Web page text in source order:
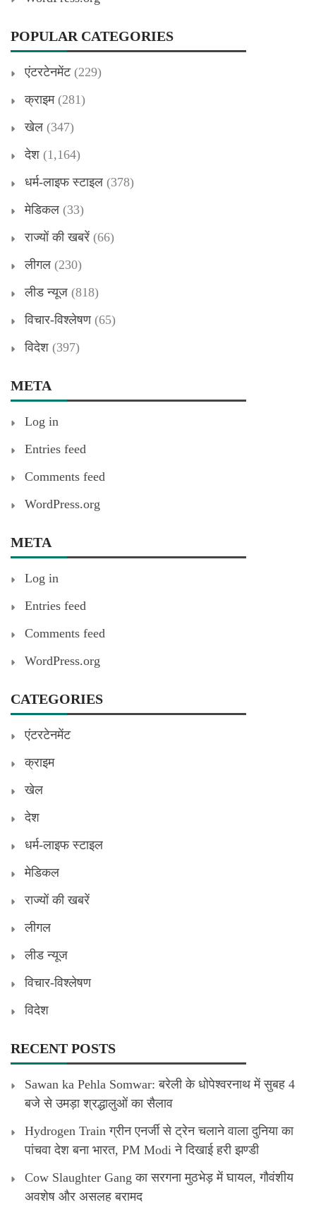
POPULAR CATEGORIES
एंटरटेनमेंट(229)
क्राइम(281)
खेल (347)
देश (1,164)
धर्म-लाइफ स्टाइल (378)
मेडिकल (33)
राज्यों की खबरें (66)
लीगल (230)
लीड न्यूज (818)
विचार-विश्लेषण(65)
विदेश (397)
META
Log in
Entries feed
Comments feed
WordPress.org
META
Log in
Entries feed
Comments feed
WordPress.org
CATEGORIES
एंटरटेनमेंट
क्राइम
खेल
देश
धर्म-लाइफ स्टाइल
मेडिकल
राज्यों की खबरें
लीगल
लीड न्यूज
विचार-विश्लेषण
विदेश
RECENT POSTS
Sawan ka Pehla Somwar: बरेली के धोपेश्वरनाथ में सुबह 4
बजे से उमड़ा श्रद्धालुओं का सैलाव
Hydrogen Train ग्रीन एनर्जी से ट्रेन चलाने वाला दुनिया का
पांचवा देश बना भारत, PM Modi ने दिखाई हरी झण्डी
Cow Slaughter Gang का सरगना मुठभेड़ में घायल, गौवंशीय
अवशेष और असलह बरामद